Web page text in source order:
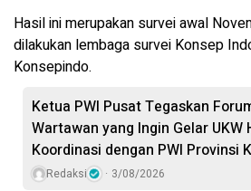
Hasil ini merupakan survei awal
dilakukan lembaga survei Konsep
Konsepindo.
Ketua PWI Pusat Tegaskan
Wartawan yang Ingin Gelar UKW
Koordinasi dengan PWI Provinsi
Redaksi 3/08/2026